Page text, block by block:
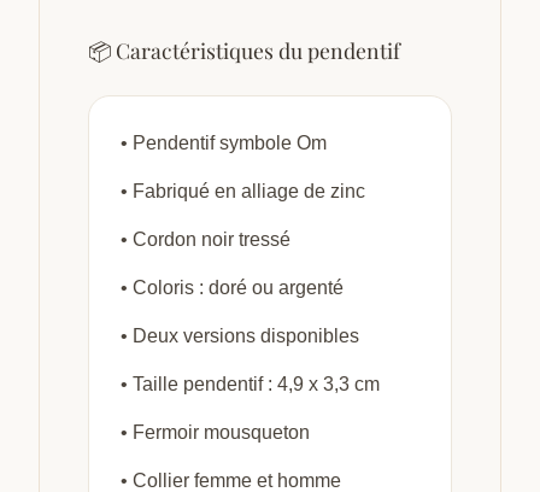
📦 Caractéristiques du pendentif
• Pendentif symbole Om
• Fabriqué en alliage de zinc
• Cordon noir tressé
• Coloris : doré ou argenté
• Deux versions disponibles
• Taille pendentif : 4,9 x 3,3 cm
• Fermoir mousqueton
• Collier femme et homme